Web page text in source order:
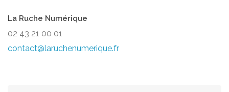
La Ruche Numérique
02 43 21 00 01
contact@laruchenumerique.fr